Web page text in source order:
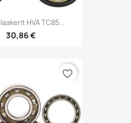
HVA TC85...
30,86 €
favorite_border